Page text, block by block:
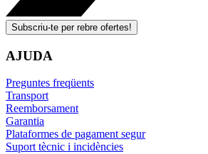
Subscriu-te per rebre ofertes!
AJUDA
Preguntes freqüents
Transport
Reemborsament
Garantia
Plataformes de pagament segur
Suport tècnic i incidències